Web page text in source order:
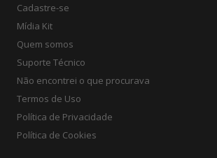
Cadastre-se
Mídia Kit
Quem somos
Suporte Técnico
Não encontrei o que procurava
Termos de Uso
Política de Privacidade
Política de Cookies